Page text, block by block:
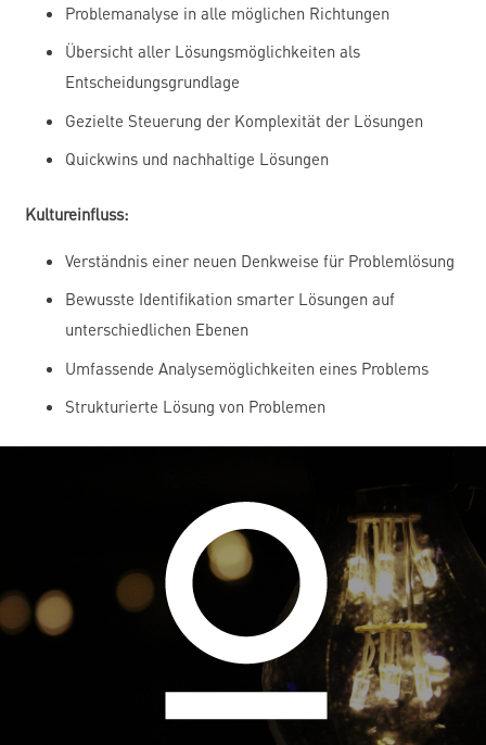
Problemanalyse in alle möglichen Richtungen
Übersicht aller Lösungsmöglichkeiten als
Entscheidungsgrundlage
Gezielte Steuerung der Komplexität der Lösungen
Quickwins und nachhaltige Lösungen
Kultureinfluss:
Verständnis einer neuen Denkweise für Problemlösung
Bewusste Identifikation smarter Lösungen auf
unterschiedlichen Ebenen
Umfassende Analysemöglichkeiten eines Problems
Strukturierte Lösung von Problemen